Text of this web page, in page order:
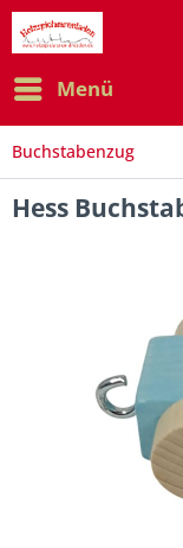
Menü
Buchstabenzug
Hess